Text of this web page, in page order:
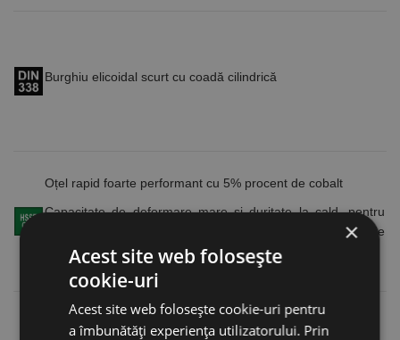
Burghiu elicoidal scurt cu coadă cilindrică
Oțel rapid foarte performant cu 5% procent de cobalt
Capacitate de deformare mare și duritate la cald, pentru
găurirea materialelor greu de prelucrat cu o rezistență de
până la 1100 N/mm²
×
Acest site web folosește
cookie-uri
Acest site web folosește cookie-uri pentru
a îmbunătăți experiența utilizatorului. Prin